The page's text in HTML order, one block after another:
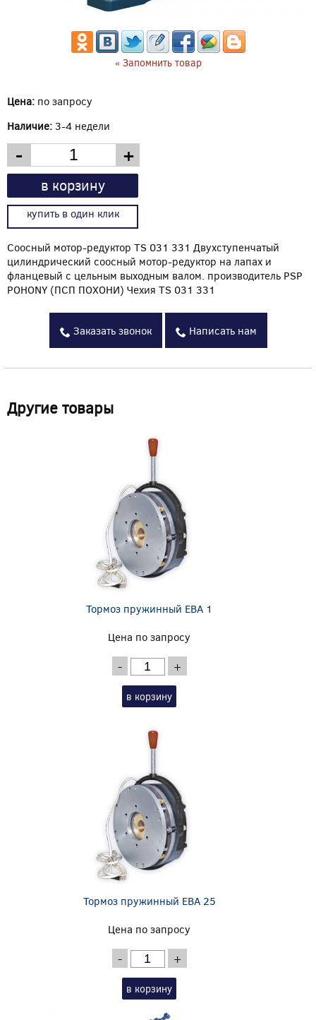
« Запомнить товар
Цена: по запросу
Наличие: 3-4 недели
- +
в корзину
купить в один клик
Соосный мотор-редуктор TS 031 331 Двухступенчатый
цилиндрический соосный мотор-редуктор на лапах и
фланцевый с цельным выходным валом. производитель PSP
POHONY (ПСП ПОХОНИ) Чехия TS 031 331
Заказать звонок Написать нам
Другие товары
Тормоз пружинный EBA 1
Цена по запросу
- +
в корзину
Тормоз пружинный EBA 25
Цена по запросу
- +
в корзину